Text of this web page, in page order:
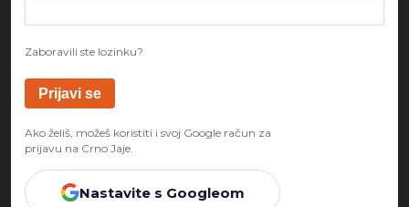
Zaboravili ste lozinku?
Ako želiš, možeš koristiti i svoj Google račun za
prijavu na Crno Jaje.
Nastavite s Googleom